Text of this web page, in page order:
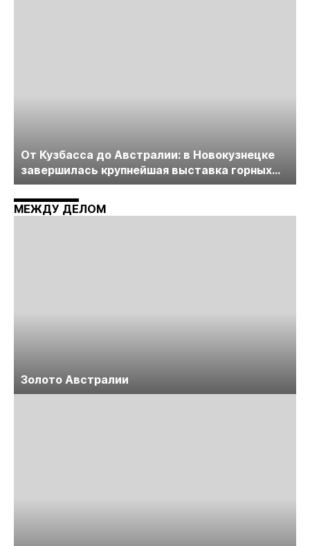
От Кузбасса до Австралии: в Новокузнецке
завершилась крупнейшая выставка горных
технологий «Недра России. Уголь России и
Майнинг»
МЕЖДУ ДЕЛОМ
Золото Австралии